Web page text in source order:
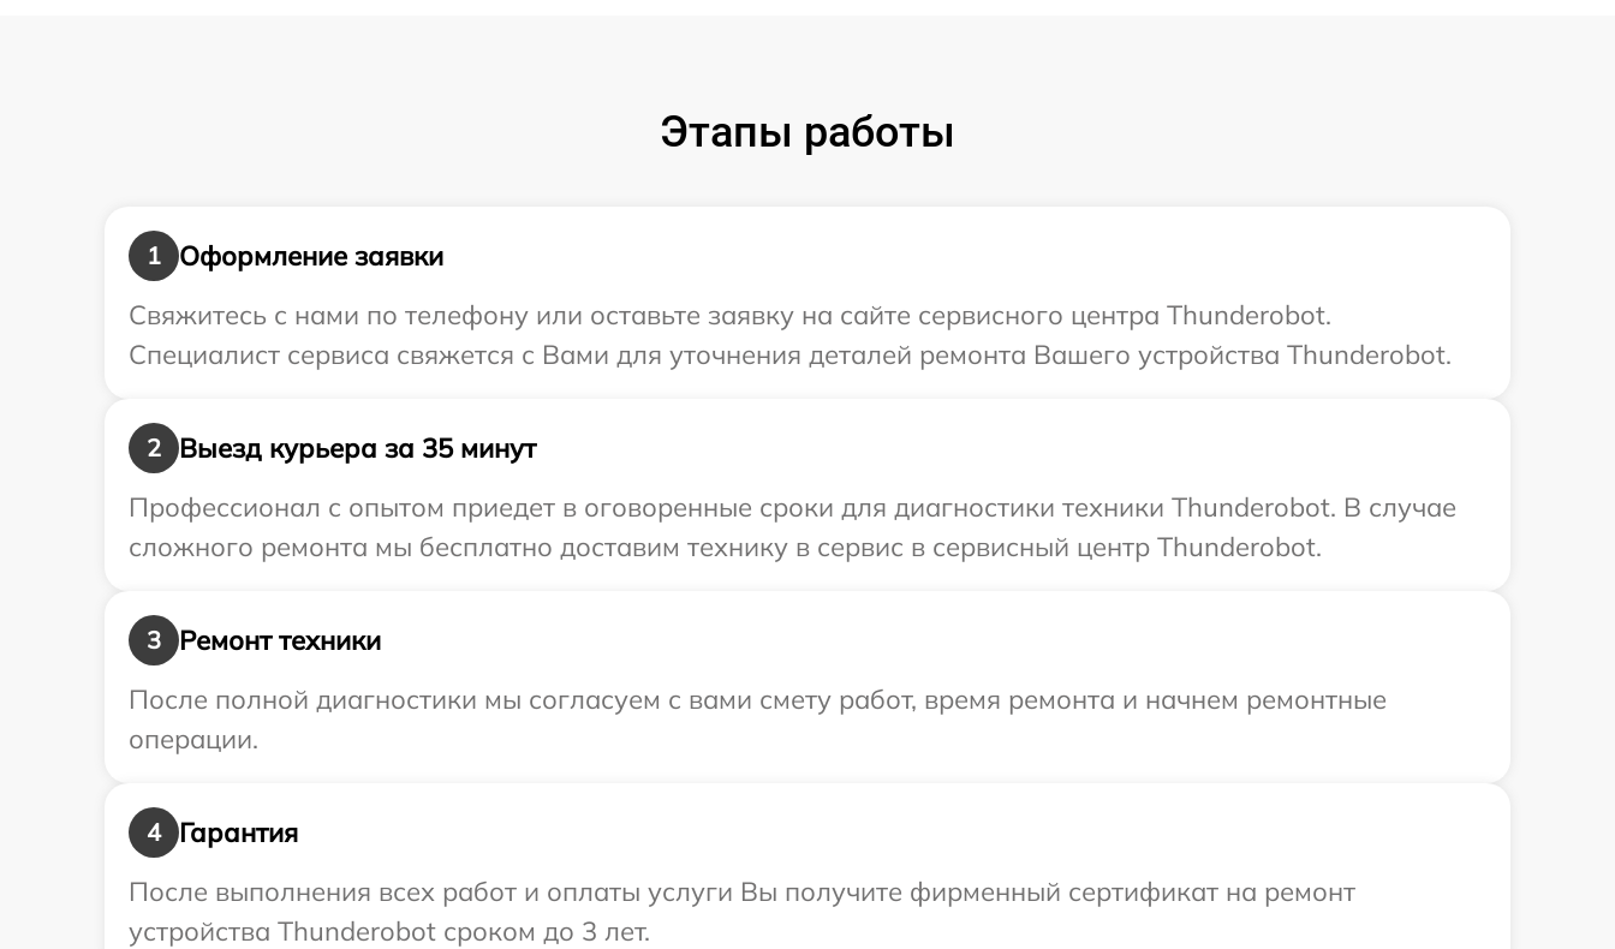
Этапы работы
1
Оформление заявки
Свяжитесь с нами по телефону или оставьте заявку на сайте сервисного центра Thunderobot.
Специалист сервиса свяжется с Вами для уточнения деталей ремонта Вашего устройства Thunderobot.
2
Выезд курьера за 35 минут
Профессионал с опытом приедет в оговоренные сроки для диагностики техники Thunderobot. В случае
сложного ремонта мы бесплатно доставим технику в сервис в сервисный центр Thunderobot.
3
Ремонт техники
После полной диагностики мы согласуем с вами смету работ, время ремонта и начнем ремонтные
операции.
4
Гарантия
После выполнения всех работ и оплаты услуги Вы получите фирменный сертификат на ремонт
устройства Thunderobot сроком до 3 лет.